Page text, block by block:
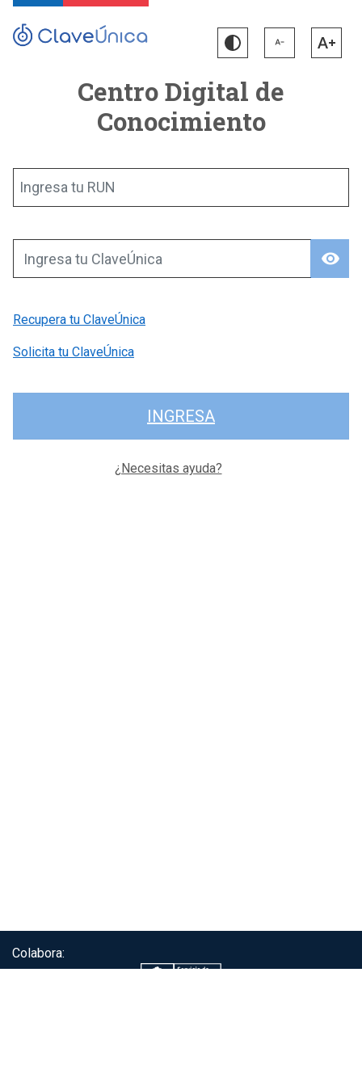
Centro Digital de
Conocimiento
Ingresa tu RUN
visibility
Ingresa tu ClaveÚnica
Recupera tu ClaveÚnica
Solicita tu ClaveÚnica
INGRESA
¿Necesitas ayuda?
Colabora: